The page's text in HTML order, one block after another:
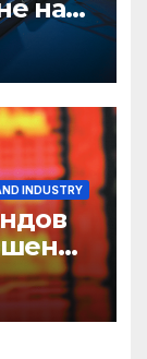
на
INDUSTRY